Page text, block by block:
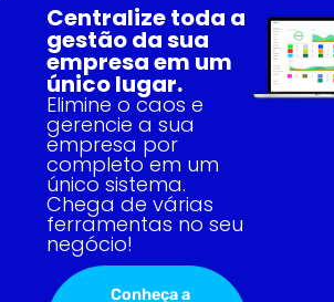
Centralize toda a
gestão da sua
empresa em um
único lugar.
Elimine o caos e
gerencie a sua
empresa por
completo em um
único sistema.
Chega de várias
ferramentas no seu
negócio!
Conheça a